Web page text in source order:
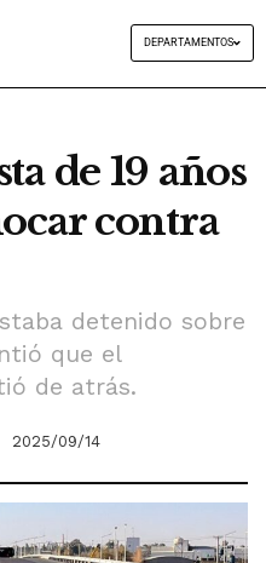
DEPARTAMENTOS
de 19 años
contra
detenido sobre
que el
de atrás.
2025/09/14